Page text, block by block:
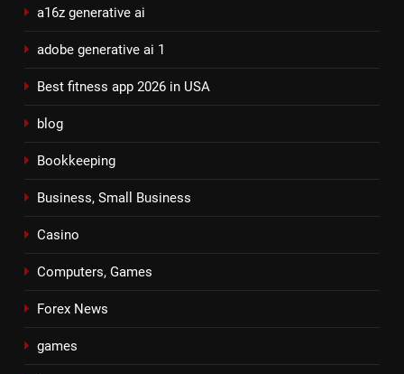
a16z generative ai
adobe generative ai 1
Best fitness app 2026 in USA
blog
Bookkeeping
Business, Small Business
Casino
Computers, Games
Forex News
games